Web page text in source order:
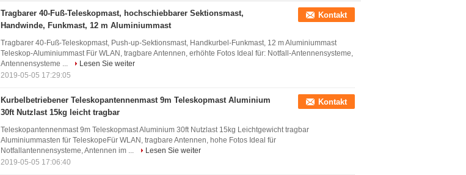
Tragbarer 40-Fuß-Teleskopmast, hochschiebbarer Sektionsmast,
Handwinde, Funkmast, 12 m Aluminiummast
Kontakt
Tragbarer 40-Fuß-Teleskopmast, Push-up-Sektionsmast, Handkurbel-Funkmast, 12 m Aluminiummast
Teleskop-Aluminiummast Für WLAN, tragbare Antennen, erhöhte Fotos Ideal für: Notfall-Antennensysteme,
Antennensysteme ...
Lesen Sie weiter
2019-05-05 17:29:05
Kurbelbetriebener Teleskopantennenmast 9m Teleskopmast Aluminium
30ft Nutzlast 15kg leicht tragbar
Kontakt
Teleskopantennenmast 9m Teleskopmast Aluminium 30ft Nutzlast 15kg Leichtgewicht tragbar
Aluminiummasten für TeleskopeFür WLAN, tragbare Antennen, hohe Fotos Ideal für
Notfallantennensysteme, Antennen im ...
Lesen Sie weiter
2019-05-05 17:06:40